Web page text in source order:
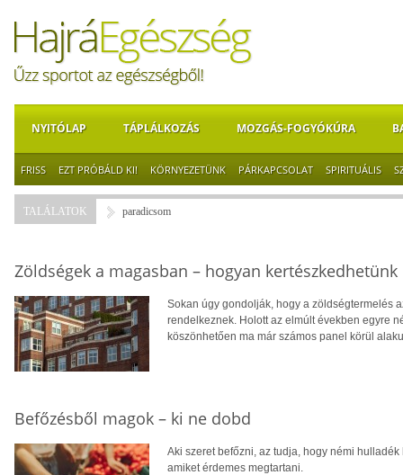
NYITÓLAP TÁPLÁLKOZÁS MOZGÁS-FOGYÓKÚRA
FRISS EZT PRÓBÁLD KI! KÖRNYEZETÜNK PÁRKAPCSOLAT SPIRITUÁLIS
TALÁLATOK paradicsom
Zöldségek a magasban – hogyan
Sokan úgy gondolják, hogy a zöldségtermelés
rendelkeznek. Holott az elmúlt években egyre
köszönhetően ma már számos panel körül
Befőzésből magok – ki ne dobd
Aki szeret befőzni, az tudja, hogy némi
amiket érdemes megtartani.